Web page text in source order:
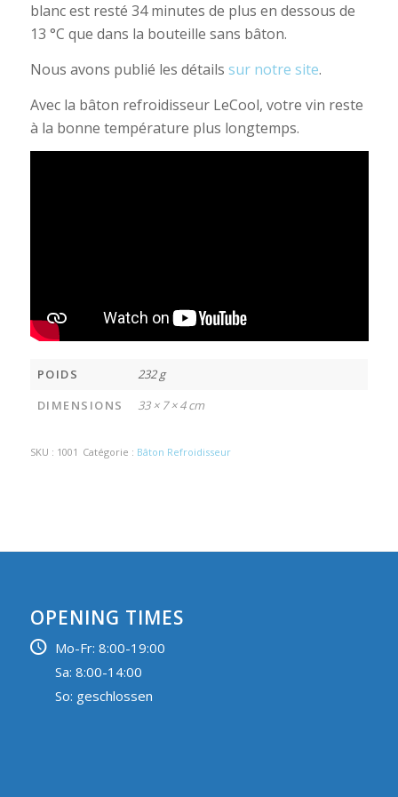
blanc est resté 34 minutes de plus en dessous de
13 °C que dans la bouteille sans bâton.
Nous avons publié les détails sur notre site.
Avec la bâton refroidisseur LeCool, votre vin reste
à la bonne température plus longtemps.
POIDS
232 g
DIMENSIONS
33 × 7 × 4 cm
SKU : 1001 Catégorie : Bâton Refroidisseur
OPENING TIMES
Mo-Fr: 8:00-19:00
Sa: 8:00-14:00
So: geschlossen